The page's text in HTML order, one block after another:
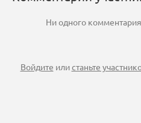
Ни одного
Войдите илистаньте